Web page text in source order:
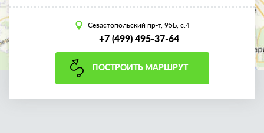
Севастопольский пр-т, 95Б, с.4
+7 (499) 495-37-64
ПОСТРОИТЬ МАРШРУТ